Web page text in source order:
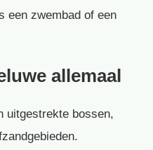
een zwembad of een
allemaal
uitgestrekte bossen,